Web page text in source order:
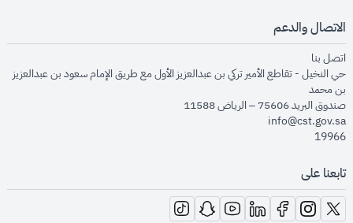
الاتصال والدعم
اتصل بنا
حي النخيل - تقاطع الأمير تركي بن عبدالعزيز الأول مع طريق الإمام سعود بن عبدالعزيز
بن محمد
صندوق البريد 75606 – الرياض 11588
info@cst.gov.sa
19966
تابعنا على
opens in new window
opens in new window
opens in new window
opens in new window
opens in new window
opens in new window
opens in new window